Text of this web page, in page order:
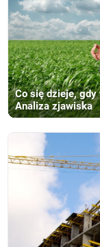
Co się dzieje,
Analiza zjawiska